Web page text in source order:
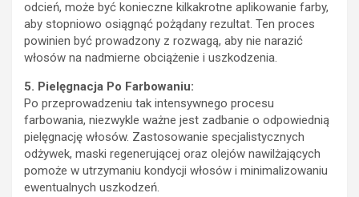
odcień, może być konieczne kilkakrotne aplikowanie farby,
aby stopniowo osiągnąć pożądany rezultat. Ten proces
powinien być prowadzony z rozwagą, aby nie narazić
włosów na nadmierne obciążenie i uszkodzenia.
5. Pielęgnacja Po Farbowaniu:
Po przeprowadzeniu tak intensywnego procesu
farbowania, niezwykle ważne jest zadbanie o odpowiednią
pielęgnację włosów. Zastosowanie specjalistycznych
odżywek, maski regenerującej oraz olejów nawilżających
pomoże w utrzymaniu kondycji włosów i minimalizowaniu
ewentualnych uszkodzeń.